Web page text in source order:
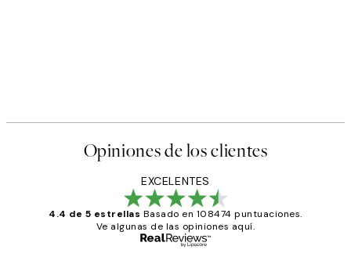
Opiniones de los clientes
EXCELENTES
4.4 de 5 estrellas Basado en 108474 puntuaciones.
Ve algunas de las opiniones aquí.